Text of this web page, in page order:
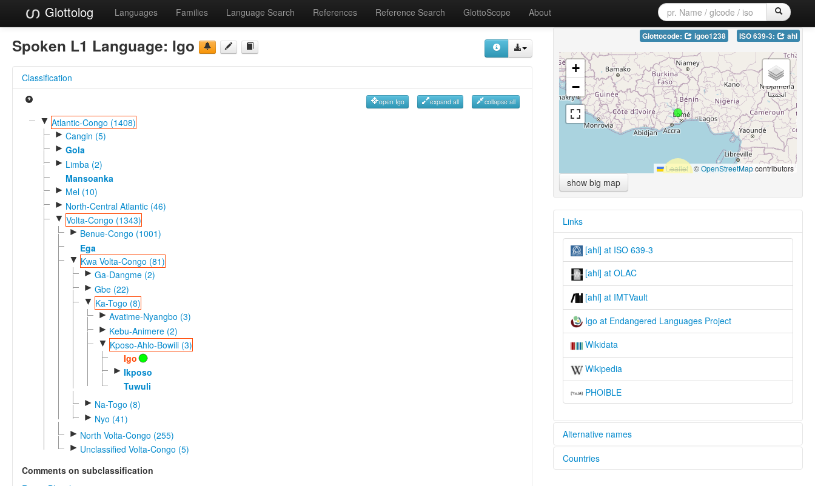
Glottolog Languages Families Language Search References Reference Search GlottoScope About
Spoken L1 Language: Igo
Classification
open Igo expand all collapse all
▼ Atlantic-Congo (1408)
► Cangin (5)
► Gola
► Limba (2)
Mansoanka
► Mel (10)
► North-Central Atlantic (46)
▼ Volta-Congo (1343)
► Benue-Congo (1001)
Ega
▼ Kwa Volta-Congo (81)
► Ga-Dangme (2)
► Gbe (22)
▼ Ka-Togo (8)
► Avatime-Nyangbo (3)
► Kebu-Animere (2)
▼ Kposo-Ahlo-Bowili (3)
Igo
► Ikposo
Tuwuli
► Na-Togo (8)
► Nyo (41)
► North Volta-Congo (255)
► Unclassified Volta-Congo (5)
Comments on subclassification
Glottocode: igoo1238 ISO 639-3: ahl
+
−
Leaflet|©OpenStreetMapcontributors
show big map
Links
[ahl] at ISO 639-3
[ahl] at OLAC
[ahl] at IMTVault
Igo at Endangered Languages Project
Wikidata
Wikipedia
PHOIBLE
Alternative names
elcat:
Countries